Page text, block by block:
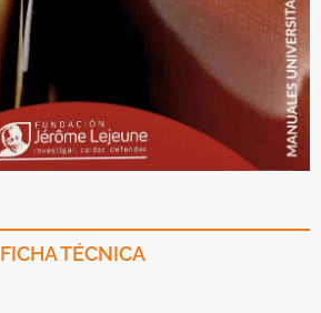
FICHA TÉCNICA